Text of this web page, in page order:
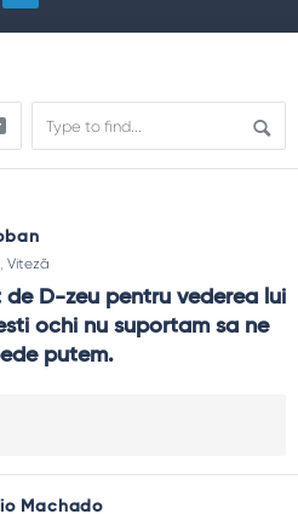
ușor. Îngrijirea lui cere
ecran și cultura fotografică a
ochi pot fi memento-uri de
caută cerul, privește
din nou persoană.
sensul.
, Viteză
D-zeu pentru vederea lui
ochi nu suportam sa ne
putem.
Machado